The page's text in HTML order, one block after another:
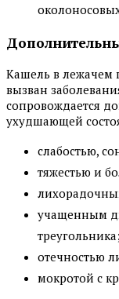
Кашель в лежачем
вызван
сопровождается
ухудшающей
слабостью,
тяжестью и
учащенным
треугольника;
отечностью
мокротой с